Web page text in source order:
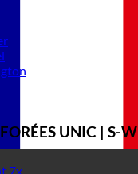
UNIC | S-W
7x